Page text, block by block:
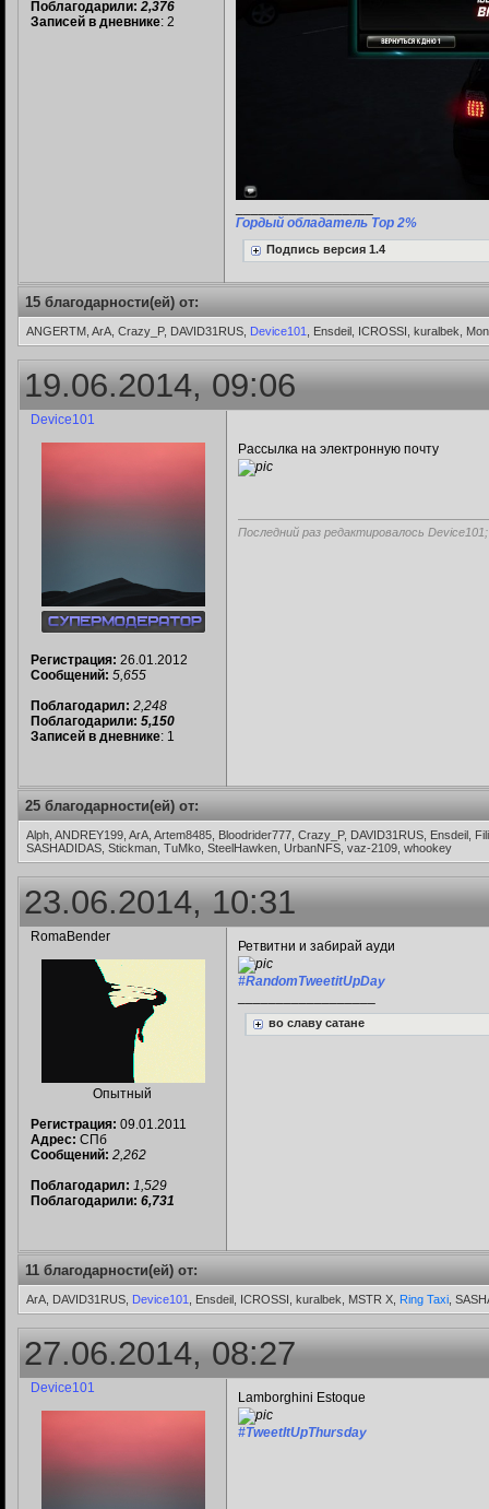
Поблагодарили: 2,376
Записей в дневнике: 2
Гордый обладатель Top 2%
Подпись версия 1.4
15 благодарности(ей) от:
ANGERTM, ArA, Crazy_P, DAVID31RUS, Device101 , Ensdeil, ICROSSI, kuralbek,
19.06.2014, 09:06
Device101
Регистрация: 26.01.2012
Сообщений: 5,655
Поблагодарил: 2,248
Поблагодарили: 5,150
Записей в дневнике: 1
Рассылка на электронную почту
Последний раз редактировалось
25 благодарности(ей) от:
Alph, ANDREY199, ArA, Artem8485, Bloodrider777, Crazy_P, DAVID31RUS, Ensdeil,
SASHADIDAS, Stickman, TuMko, SteelHawken, UrbanNFS, vaz-2109, whookey
23.06.2014, 10:31
RomaBender
Опытный
Регистрация: 09.01.2011
Адрес: СПб
Сообщений: 2,262
Поблагодарил: 1,529
Поблагодарили: 6,731
Ретвитни и забирай ауди
#RandomTweetitUpDay
во славу сатане
11 благодарности(ей) от:
ArA, DAVID31RUS, Device101 , Ensdeil, ICROSSI, kuralbek, MSTR X, Ring Taxi ,
27.06.2014, 08:27
Device101
Lamborghini Estoque
#TweetItUpThursday